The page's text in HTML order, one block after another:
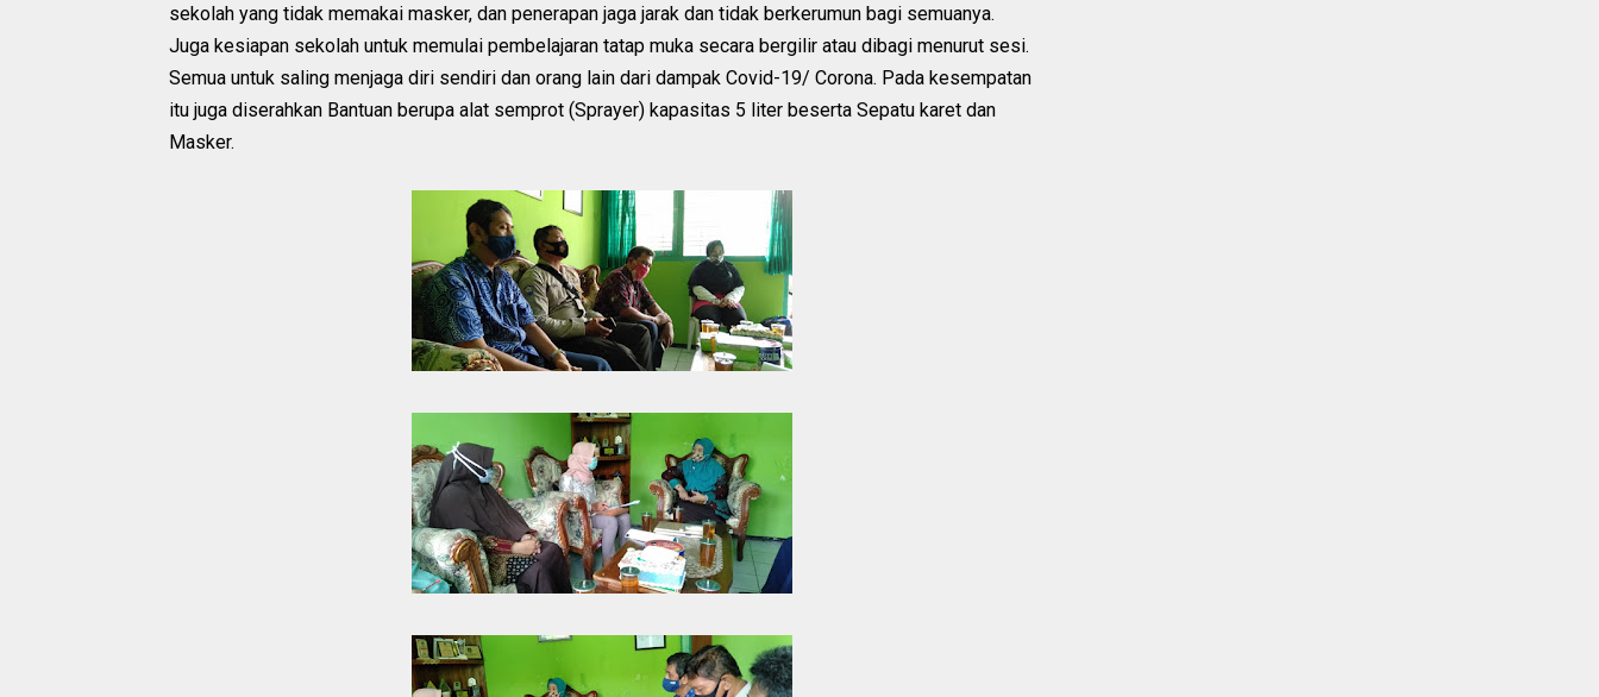
sekolah yang tidak memakai masker, dan penerapan jaga jarak dan tidak berkerumun bagi semuanya.
Juga kesiapan sekolah untuk memulai pembelajaran tatap muka secara bergilir atau dibagi menurut sesi.
Semua untuk saling menjaga diri sendiri dan orang lain dari dampak Covid-19/ Corona. Pada kesempatan
itu juga diserahkan Bantuan berupa alat semprot (Sprayer) kapasitas 5 liter beserta Sepatu karet dan
Masker.